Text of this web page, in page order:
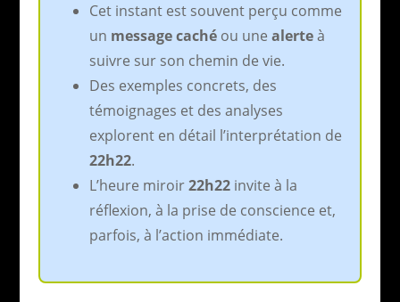
Cet instant est souvent perçu comme
un message cachéou une alerteà
suivre sur son chemin de vie.
Des exemples concrets, des
témoignages et des analyses
explorent en détail l’interprétation de
22h22.
L’heure miroir22h22invite à la
réflexion, à la prise de conscience et,
parfois, à l’action immédiate.